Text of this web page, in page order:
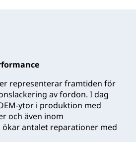
representerar framtiden för
av fordon. I dag
ytor i produktion med
och även inom
antalet reparationer med